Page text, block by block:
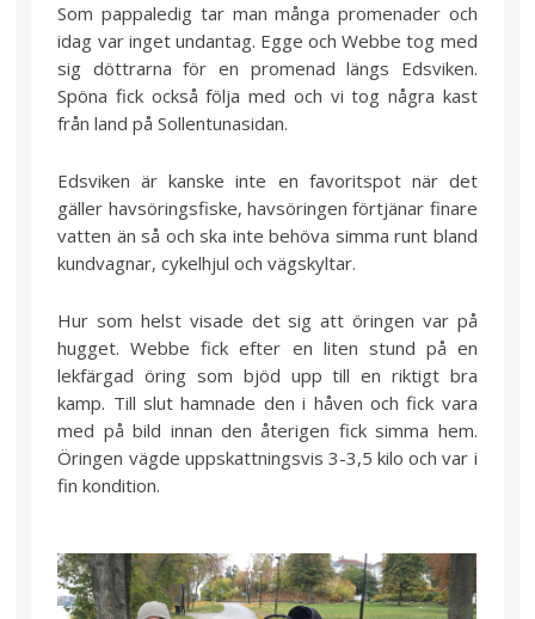
Som pappaledig tar man många promenader och
idag var inget undantag. Egge och Webbe tog med
sig döttrarna för en promenad längs Edsviken.
Spöna fick också följa med och vi tog några kast
från land på Sollentunasidan.
Edsviken är kanske inte en favoritspot när det
gäller havsöringsfiske, havsöringen förtjänar finare
vatten än så och ska inte behöva simma runt bland
kundvagnar, cykelhjul och vägskyltar.
Hur som helst visade det sig att öringen var på
hugget. Webbe fick efter en liten stund på en
lekfärgad öring som bjöd upp till en riktigt bra
kamp. Till slut hamnade den i håven och fick vara
med på bild innan den återigen fick simma hem.
Öringen vägde uppskattningsvis 3-3,5 kilo och var i
fin kondition.